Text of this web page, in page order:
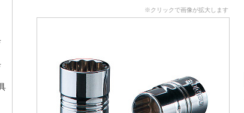
※クリックで画像が拡大します